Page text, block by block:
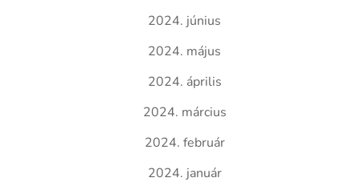
2024. június
2024. május
2024. április
2024. március
2024. február
2024. január